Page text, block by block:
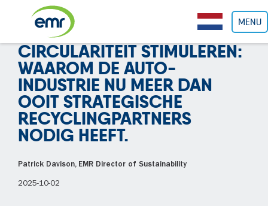
MENU
CIRCULARITEIT STIMULEREN:
WAAROM DE AUTO-
INDUSTRIE NU MEER DAN
OOIT STRATEGISCHE
RECYCLINGPARTNERS
NODIG HEEFT.
Patrick Davison, EMR Director of Sustainability
2025-10-02
Cookies beheer paneel